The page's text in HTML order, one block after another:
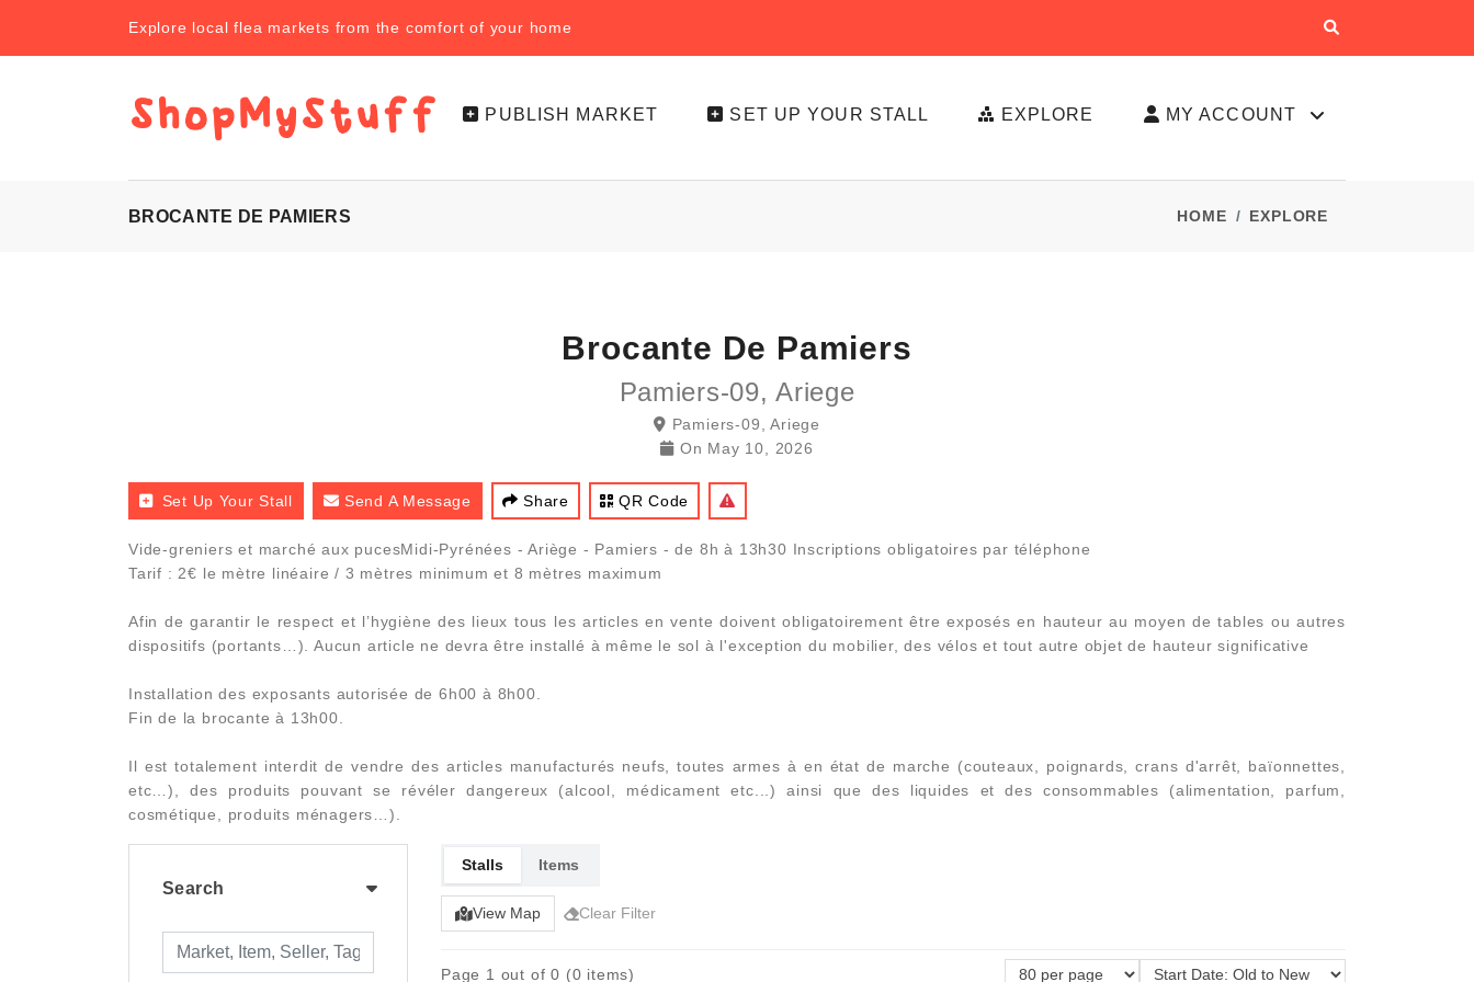
Explore local flea markets from the comfort of your home
PUBLISH MARKET SET UP YOUR STALL EXPLORE MY ACCOUNT
BROCANTE DE PAMIERS HOME EXPLORE
Brocante De Pamiers
Pamiers-09, Ariege
Pamiers-09, Ariege
On May 10, 2026
Set Up Your Stall Send A Message Share QR Code
Vide-greniers et marché aux pucesMidi-Pyrénées - Ariège - Pamiers - de 8h à 13h30 Inscriptions obligatoires par téléphone
Tarif : 2€ le mètre linéaire / 3 mètres minimum et 8 mètres maximum
Afin de garantir le respect et l’hygiène des lieux tous les articles en vente doivent obligatoirement être exposés en hauteur au moyen de tables ou autres
dispositifs (portants…). Aucun article ne devra être installé à même le sol à l'exception du mobilier, des vélos et tout autre objet de hauteur significative
Installation des exposants autorisée de 6h00 à 8h00.
Fin de la brocante à 13h00.
Il est totalement interdit de vendre des articles manufacturés neufs, toutes armes à en état de marche (couteaux, poignards, crans d'arrêt, baïonnettes,
etc…), des produits pouvant se révéler dangereux (alcool, médicament etc...) ainsi que des liquides et des consommables (alimentation, parfum,
cosmétique, produits ménagers…).
Search
Stalls Items
View Map Clear Filter
Page 1 out of 0 (0 items)